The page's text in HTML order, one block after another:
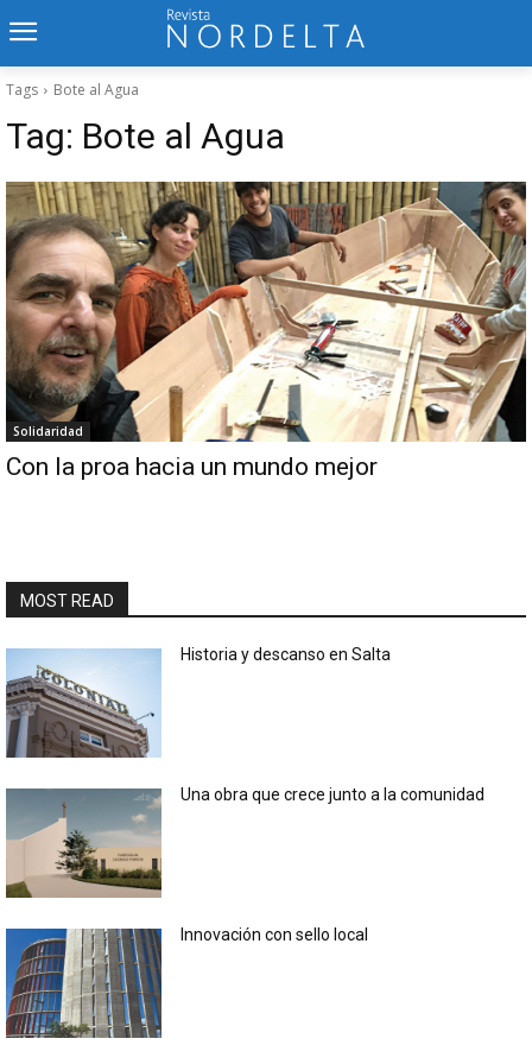
Tags Bote al Agua
Tag: Bote al Agua
Solidaridad
Con la proa hacia un mundo mejor
MOST READ
Historia y descanso en Salta
Una obra que crece junto a la comunidad
Innovación con sello local